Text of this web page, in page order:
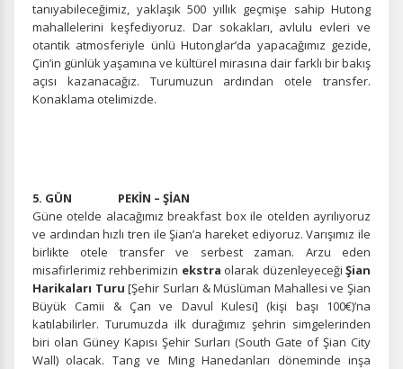
tanıyabileceğimiz, yaklaşık 500 yıllık geçmişe sahip Hutong
mahallelerini keşfediyoruz. Dar sokakları, avlulu evleri ve
otantik atmosferiyle ünlü Hutonglar’da yapacağımız gezide,
Çin’in günlük yaşamına ve kültürel mirasına dair farklı bir bakış
açısı kazanacağız. Turumuzun ardından otele transfer.
Konaklama otelimizde.
5. GÜN PEKİN – ŞİAN
Güne otelde alacağımız breakfast box ile otelden ayrılıyoruz
ve ardından hızlı tren ile Şian’a hareket ediyoruz. Varışımız ile
birlikte otele transfer ve serbest zaman. Arzu eden
misafirlerimiz rehberimizin ekstra olarak düzenleyeceğiŞian
Harikaları Turu [Şehir Surları & Müslüman Mahallesi ve Şian
Büyük Camii & Çan ve Davul Kulesi] (kişi başı 100€)’na
katılabilirler. Turumuzda ilk durağımız şehrin simgelerinden
biri olan Güney Kapısı Şehir Surları (South Gate of Şian City
Wall) olacak. Tang ve Ming Hanedanları döneminde inşa